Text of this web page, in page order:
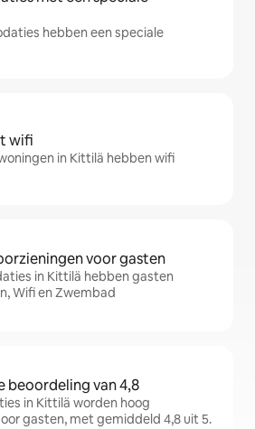
hebben een speciale
wifi
in Kittilä hebben wifi
voor gasten
in Kittilä hebben gasten
Wifi en Zwembad
beoordeling van 4,8
in Kittilä worden hoog
gasten, met gemiddeld 4,8 uit 5.